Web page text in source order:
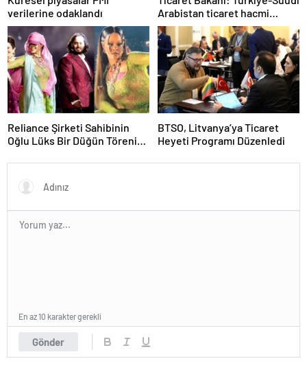
verilerine odaklandı
Arabistan ticaret hacmi
artacak
Reliance Şirketi Sahibinin
Oğlu Lüks Bir Düğün Töreni
BTSO, Litvanya’ya Ticaret
Heyeti Programı Düzenledi
Gönder
En az 10 karakter gerekli